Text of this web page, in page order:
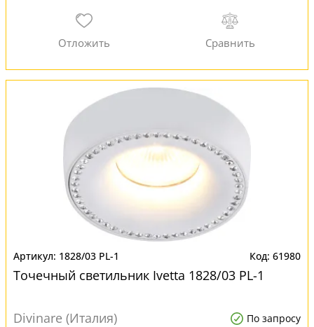
1828/03 PL-1 61980
Точечный светильник Ivetta 1828/03 PL-1
Divinare (Италия) По запросу